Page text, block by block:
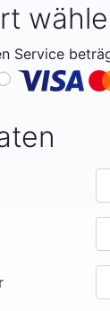
Service